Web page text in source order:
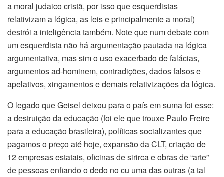
a moral judaico cristã, por isso que esquerdistas
relativizam a lógica, as leis e principalmente a moral)
destrói a inteligência também. Note que num debate com
um esquerdista não há argumentação pautada na lógica
argumentativa, mas sim o uso exacerbado de falácias,
argumentos ad-hominem, contradições, dados falsos e
apelativos, xingamentos e demais relativizações da lógica.
O legado que Geisel deixou para o país em suma foi esse:
a destruição da educação (foi ele que trouxe Paulo Freire
para a educação brasileira), políticas socializantes que
pagamos o preço até hoje, expansão da CLT, criação de
12 empresas estatais, oficinas de sirirca e obras de “arte”
de pessoas enfiando o dedo no cu uma das outras (a tal